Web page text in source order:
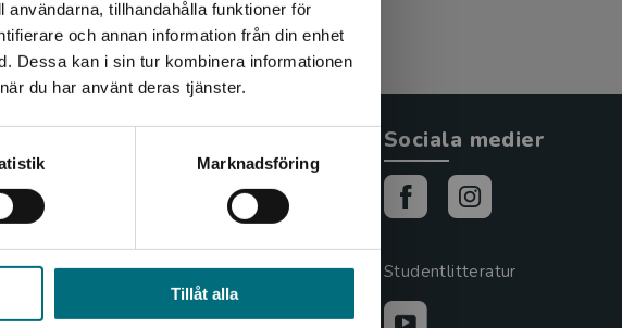
tillhandahålla funktioner för
och annan information från din enhet
Dessa kan i sin tur kombinera informationen
du har använt deras tjänster.
Marknadsföring
Tillåt alla
via
måste
00
Cookieinställningar
GDPR och
Sociala medier
Studentlitteratur